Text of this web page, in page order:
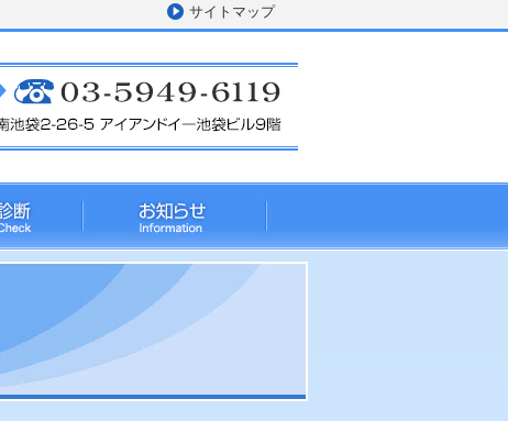
サイトマップ